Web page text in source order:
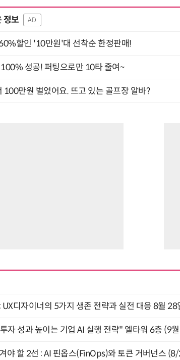
정보 AD
할인 '10만원'대 선착순 한정판매!
성공! 퍼팅으로만 10타 줄여~
만원 벌었어요. 뜨고 있는 골프장 알바?
디자이너의 5가지 생존 전략과 실전 대응 8월 28
자 성과 높이는 기업 AI 실행 전략" 엘타워 6층 (9
야 할 2선 : AI 핀옵스(FinOps)와 토큰 거버넌스